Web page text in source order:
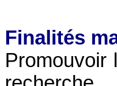
Finalités
Promouvoir